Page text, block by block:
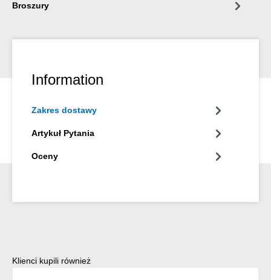
Broszury
Information
Zakres dostawy
Artykuł Pytania
Oceny
Pomiń galerię produktów
Klienci kupili również